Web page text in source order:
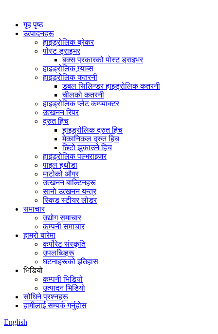
गृह पृष्ठ
उत्पादनहरू
हाइड्रोलिक ब्रेकर
पोस्ट ड्राइभर
बक्स प्रकारको पोस्ट ड्राइभर
हाइड्रोलिक ग्र्याब्स
हाइड्रोलिक कतरनी
डबल सिलिन्डर हाइड्रोलिक कतरनी
चीलको कतरनी
हाइड्रोलिक प्लेट कम्प्याक्टर
उत्खनन रिपर
द्रुत हिच
हाइड्रोलिक द्रुत हिच
मेकानिकल द्रुत हिच
छिटो झुकाउने हिच
हाइड्रोलिक पल्भराइजर
पाइल हथौडा
माटोको औगर
उत्खनन बाल्टिनहरू
सानो उत्खनन यन्त्र
स्किड स्टीयर लोडर
समाचार
उद्योग समाचार
कम्पनी समाचार
हाम्रो बारेमा
कर्पोरेट संस्कृति
उपलब्धिहरू
घटनाहरूको इतिहास
भिडियो
कम्पनी भिडियो
उत्पादन भिडियो
सोधिने प्रश्नहरू
हामीलाई सम्पर्क गर्नुहोस
English